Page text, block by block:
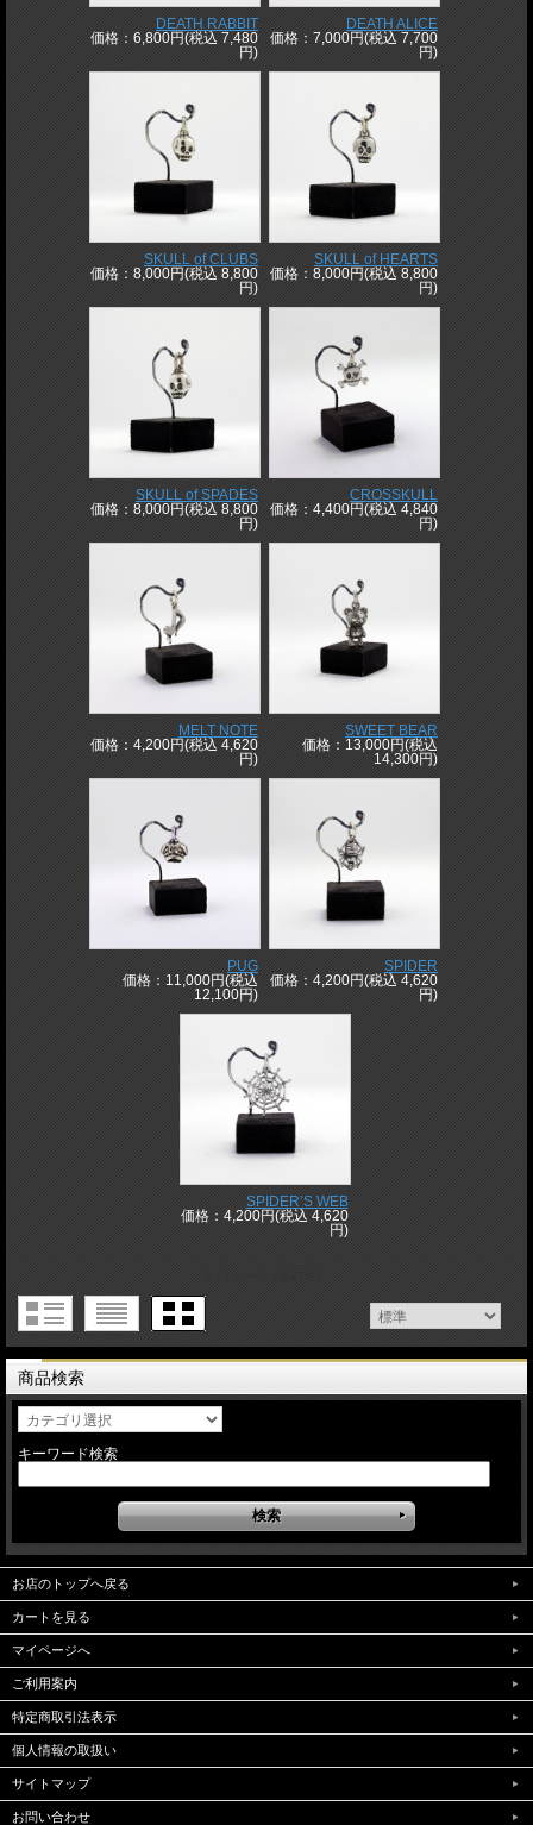
DEATH RABBIT
価格：6,800円(税込 7,480
円)
DEATH ALICE
価格：7,000円(税込 7,700
円)
SKULL of CLUBS
価格：8,000円(税込 8,800
円)
SKULL of HEARTS
価格：8,000円(税込 8,800
円)
SKULL of SPADES
価格：8,000円(税込 8,800
円)
CROSSKULL
価格：4,400円(税込 4,840
円)
MELT NOTE
価格：4,200円(税込 4,620
円)
SWEET BEAR
価格：13,000円(税込
14,300円)
PUG
価格：11,000円(税込
12,100円)
SPIDER
価格：4,200円(税込 4,620
円)
SPIDER’S WEB
価格：4,200円(税込 4,620
円)
商品検索
キーワード検索
お店のトップへ戻る
カートを見る
マイページへ
ご利用案内
特定商取引法表示
個人情報の取扱い
サイトマップ
お問い合わせ